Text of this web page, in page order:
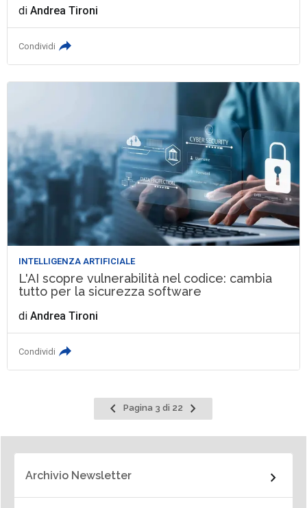
diAndrea Tironi
Condividi
INTELLIGENZA ARTIFICIALE
L'AI scopre vulnerabilità nel codice: cambia
tutto per la sicurezza software
diAndrea Tironi
Condividi
Pagina
precedente
Pagina 3 di 22
Pagina
successiva
Archivio Newsletter